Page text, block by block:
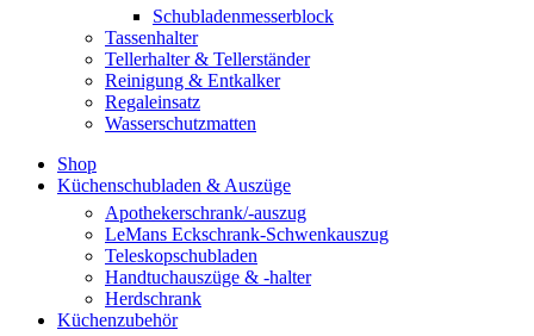
Schubladenmesserblock
Tassenhalter
Tellerhalter & Tellerständer
Reinigung & Entkalker
Regaleinsatz
Wasserschutzmatten
Shop
Küchenschubladen & Auszüge
Apothekerschrank/-auszug
LeMans Eckschrank-Schwenkauszug
Teleskopschubladen
Handtuchauszüge & -halter
Herdschrank
Küchenzubehör